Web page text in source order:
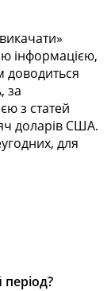
інформацією,
доводиться
за
з статей
доларів США.
для